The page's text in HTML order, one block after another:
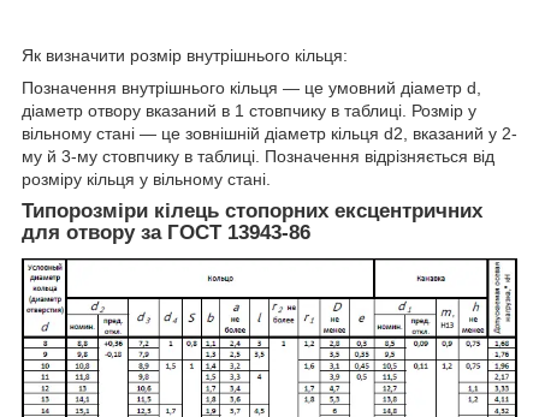
Як визначити розмір внутрішнього кільця:
Позначення внутрішнього кільця — це умовний діаметр d,
діаметр отвору вказаний в 1 стовпчику в таблиці. Розмір у
вільному стані — це зовнішній діаметр кільця d2, вказаний у 2-
му й 3-му стовпчику в таблиці. Позначення відрізняється від
розміру кільця у вільному стані.
Типорозміри кілець стопорних ексцентричних
для отвору за ГОСТ 13943-86